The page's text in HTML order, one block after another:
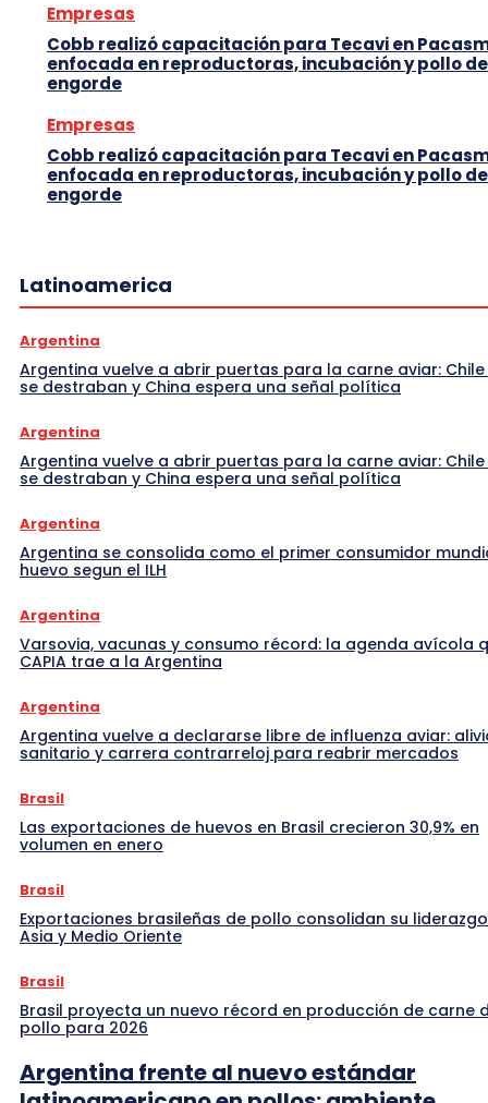
Empresas
Cobb realizó capacitación para Tecavi en
enfocada en reproductoras, incubación y pollo de
engorde
Empresas
Cobb realizó capacitación para Tecavi en
enfocada en reproductoras, incubación y pollo de
engorde
Latinoamerica
Argentina
Argentina vuelve a abrir puertas para la carne aviar: Chile
se destraban y China espera una señal política
Argentina
Argentina vuelve a abrir puertas para la carne aviar: Chile
se destraban y China espera una señal política
Argentina
Argentina se consolida como el primer consumidor
huevo segun el ILH
Argentina
Varsovia, vacunas y consumo récord: la agenda avícola
CAPIA trae a la Argentina
Argentina
Argentina vuelve a declararse libre de influenza aviar:
sanitario y carrera contrarreloj para reabrir mercados
Brasil
Las exportaciones de huevos en Brasil crecieron 30,9% en
volumen en enero
Brasil
Exportaciones brasileñas de pollo consolidan su
Asia y Medio Oriente
Brasil
Brasil proyecta un nuevo récord en producción de carne
pollo para 2026
Argentina frente al nuevo estándar